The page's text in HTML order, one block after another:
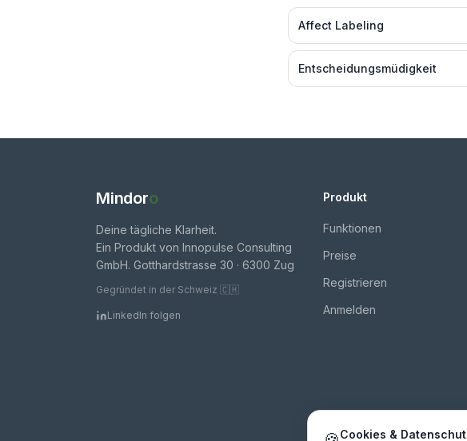
Affect Labeling
Entscheidungsmüdigkeit
Mindoro
Deine tägliche Klarheit.
Ein Produkt von Innopulse Consulting
GmbH. Gotthardstrasse 30 · 6300 Zug
Gegründet in der Schweiz 🇨🇭
LinkedIn folgen
Produkt
Funktionen
Preise
Registrieren
Anmelden
Cookies &